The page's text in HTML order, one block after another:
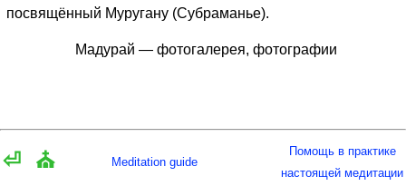
посвящённый Муругану (Субраманье).
Мадурай — фотогалерея, фотографии
⏎ ⛪ Meditation guide
Помощь в практике
настоящей медитации